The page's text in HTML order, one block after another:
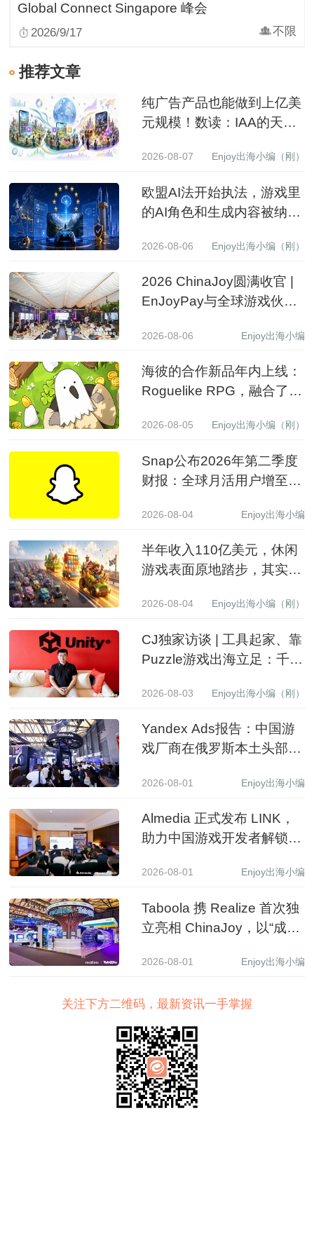
Global Connect Singapore 峰会
2026/9/17 不限
推荐文章
纯广告产品也能做到上亿美
元规模！数读：IAA的天花
2026-08-07 Enjoy出海小编（刚）
欧盟AI法开始执法，游戏里
的AI角色和生成内容被纳入
2026-08-06 Enjoy出海小编（刚）
2026 ChinaJoy圆满收官 |
EnJoyPay与全球游戏伙伴
2026-08-06 Enjoy出海小编
海彼的合作新品年内上线：
Roguelike RPG，融合了
2026-08-05 Enjoy出海小编（刚）
Snap公布2026年第二季度
财报：全球月活用户增至
至15.99亿美元
2026-08-04 Enjoy出海小编
半年收入110亿美元，休闲
游戏表面原地踏步，其实已
2026-08-04 Enjoy出海小编（刚）
CJ独家访谈 | 工具起家、靠
Puzzle游戏出海立足：千万
2026-08-03 Enjoy出海小编（刚）
Yandex Ads报告：中国游
戏厂商在俄罗斯本土头部应
2026-08-01 Enjoy出海小编
Almedia 正式发布 LINK，
助力中国游戏开发者解锁收
2026-08-01 Enjoy出海小编
Taboola 携 Realize 首次独
立亮相 ChinaJoy，以“成长
全球增长新图景
2026-08-01 Enjoy出海小编
关注下方二维码，最新资讯一手掌握